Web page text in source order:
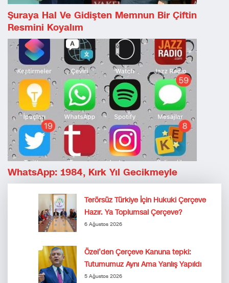
Şuraya Hal Ve Gidişten Memnun Bir Çiftin
Resmini Koyalım
WhatsApp: 1984, Kırk Yıl Gecikmeyle
Terörsüz Türkiye İçin Hukuki Çerçeve
Hazır. Ya Toplumsal Çerçeve?
6 Ağustos 2026
Özel’den Çerçeve Kanuna tepki:
Tutumumuz Aynı Ama Yanlış Yapıldı
5 Ağustos 2026